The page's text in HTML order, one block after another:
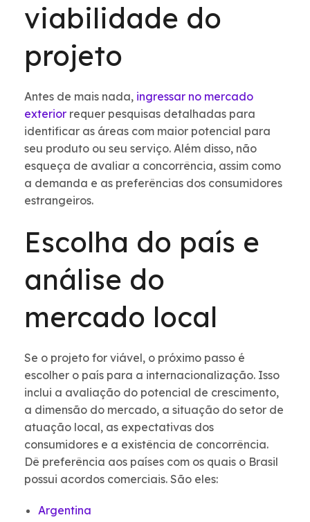
viabilidade do
projeto
Antes de mais nada, ingressar no mercado
exterior requer pesquisas detalhadas para
identificar as áreas com maior potencial para
seu produto ou seu serviço. Além disso, não
esqueça de avaliar a concorrência, assim como
a demanda e as preferências dos consumidores
estrangeiros.
Escolha do país e
análise do
mercado local
Se o projeto for viável, o próximo passo é
escolher o país para a internacionalização. Isso
inclui a avaliação do potencial de crescimento,
a dimensão do mercado, a situação do setor de
atuação local, as expectativas dos
consumidores e a existência de concorrência.
Dê preferência aos países com os quais o Brasil
possui acordos comerciais. São eles:
Argentina